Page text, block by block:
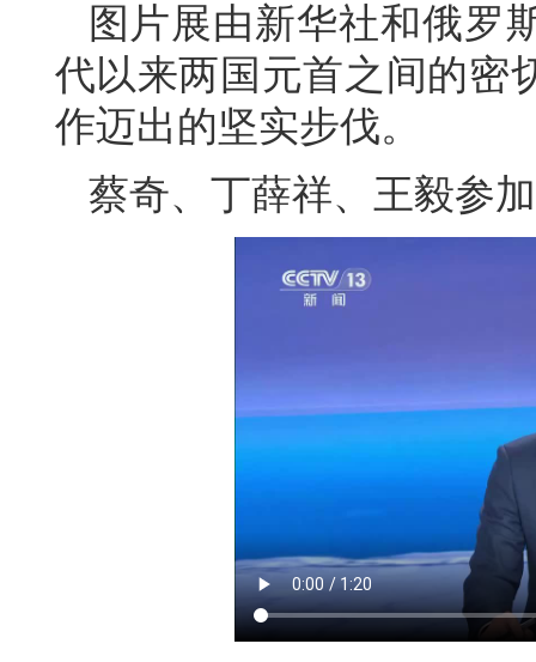
图片展由新华社和俄罗
代以来两国元首之间的密
作迈出的坚实步伐。
蔡奇、丁薛祥、王毅参